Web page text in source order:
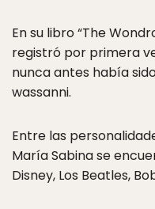
En su libro “The
registró por primera
nunca antes había
wassanni.
Entre las
María Sabina se
Disney, Los Beatles,